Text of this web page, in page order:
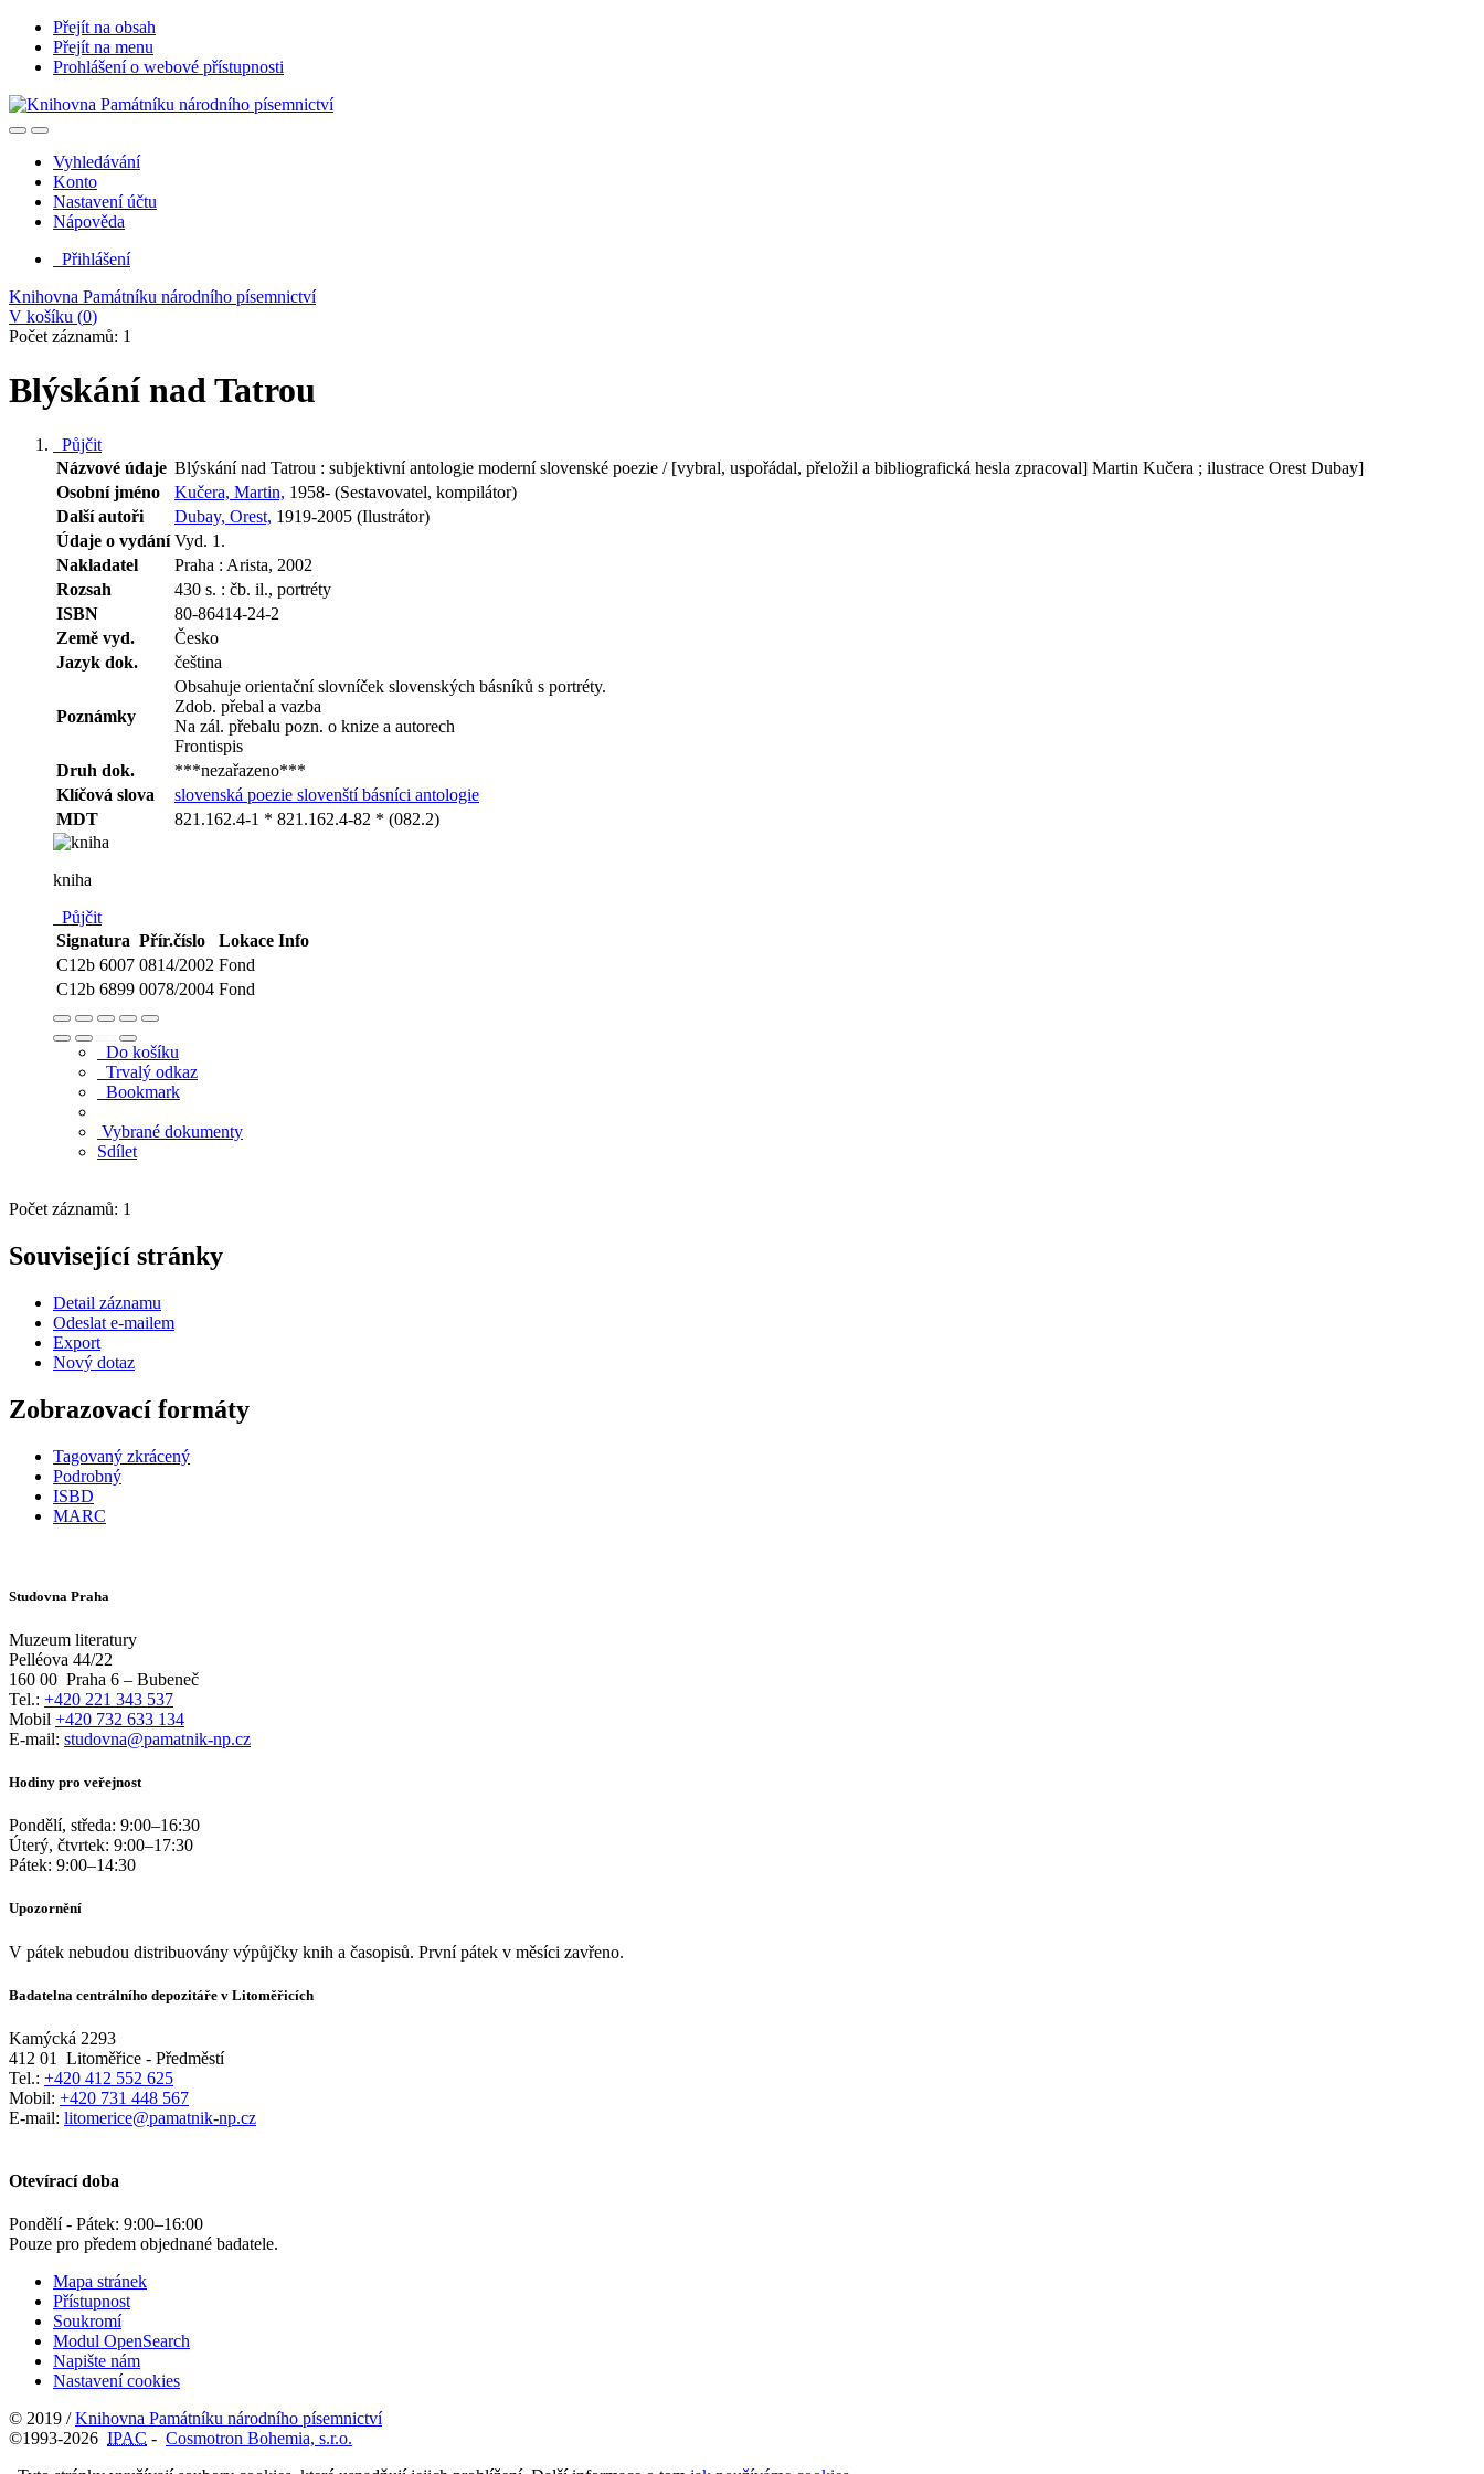
Přejít na obsah
Přejít na menu
Prohlášení o webové přístupnosti
Vyhledávání
Konto
Nastavení účtu
Nápověda
Přihlášení
Knihovna Památníku národního písemnictví
V košíku (0)
Počet záznamů: 1
Blýskání nad Tatrou
Půjčit
Názvové údaje Blýskání nad Tatrou : subjektivní antologie moderní slovenské poezie / [vybral, uspořádal, přeložil a bibliografická hesla zpracoval] Martin Kučera ; ilustrace Orest Dubay]
Osobní jméno
Kučera, Martin, 1958- (Sestavovatel, kompilátor)
Další autoři
Dubay, Orest, 1919-2005 (Ilustrátor)
Údaje o vydání Vyd. 1.
Nakladatel
Praha : Arista, 2002
Rozsah
430 s. : čb. il., portréty
ISBN
80-86414-24-2
Země vyd.
Česko
Jazyk dok.
čeština
Poznámky
Obsahuje orientační slovníček slovenských básníků s portréty.
Zdob. přebal a vazba
Na zál. přebalu pozn. o knize a autorech
Frontispis
Druh dok.
***nezařazeno***
Klíčová slova
slovenská poezie slovenští básníci antologie
MDT
821.162.4-1 * 821.162.4-82 * (082.2)
kniha
Půjčit
Signatura Přír.číslo Lokace Info
C12b 6007 0814/2002 Fond
C12b 6899 0078/2004 Fond
Do košíku
Trvalý odkaz
Bookmark
Vybrané dokumenty
Sdílet
Počet záznamů: 1
Související stránky
Detail záznamu
Odeslat e-mailem
Export
Nový dotaz
Zobrazovací formáty
Tagovaný zkrácený
Podrobný
ISBD
MARC
Studovna Praha
Muzeum literatury
Pelléova 44/22
160 00 Praha 6 – Bubeneč
Tel.: +420 221 343 537
Mobil +420 732 633 134
E-mail: studovna@pamatnik-np.cz
Hodiny pro veřejnost
Pondělí, středa: 9:00–16:30
Úterý, čtvrtek: 9:00–17:30
Pátek: 9:00–14:30
Upozornění
V pátek nebudou distribuovány výpůjčky knih a časopisů. První pátek v měsíci zavřeno.
Badatelna centrálního depozitáře v Litoměřicích
Kamýcká 2293
412 01
Litoměřice - Předměstí
Tel.: +420 412 552 625
Mobil: +420 731 448 567
E-mail: litomerice@pamatnik-np.cz
Otevírací doba
Pondělí - Pátek: 9:00–16:00
Pouze pro předem objednané badatele.
Mapa stránek
Přístupnost
Soukromí
Modul OpenSearch
Napište nám
Nastavení cookies
© 2019 /Knihovna Památníku národního písemnictví
©1993-2026 IPAC - Cosmotron Bohemia, s.r.o.